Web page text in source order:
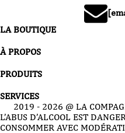
LA BOUTIQUE
À PROPOS
PRODUITS
SERVICES
2019 - 2026 @ LA
L’ABUS D’ALCOOL EST
CONSOMMER AVEC